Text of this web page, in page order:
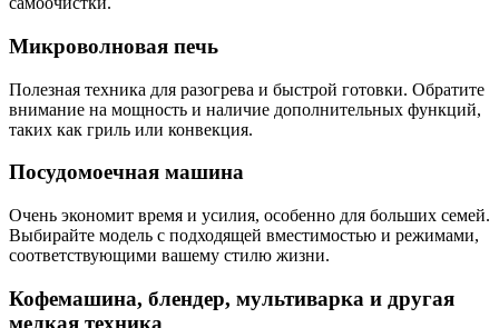
Микроволновая печь
Полезная техника для разогрева и быстрой готовки. Обратите
внимание на мощность и наличие дополнительных функций,
таких как гриль или конвекция.
Посудомоечная машина
Очень экономит время и усилия, особенно для больших семей.
Выбирайте модель с подходящей вместимостью и режимами,
соответствующими вашему стилю жизни.
Кофемашина, блендер, мультиварка и другая
мелкая техника